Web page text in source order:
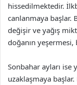
hissedilmektedir.
canlanmaya başlar.
değişir ve yağış
doğanın yeşermesi,
Sonbahar ayları ise
uzaklaşmaya başlar.